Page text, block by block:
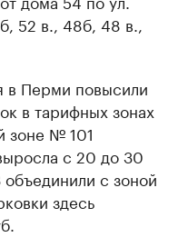
52 в., 48б, 48 в.,
в Перми повысили
в тарифных зонах
зоне № 101
с 20 до 30
с зоной
здесь